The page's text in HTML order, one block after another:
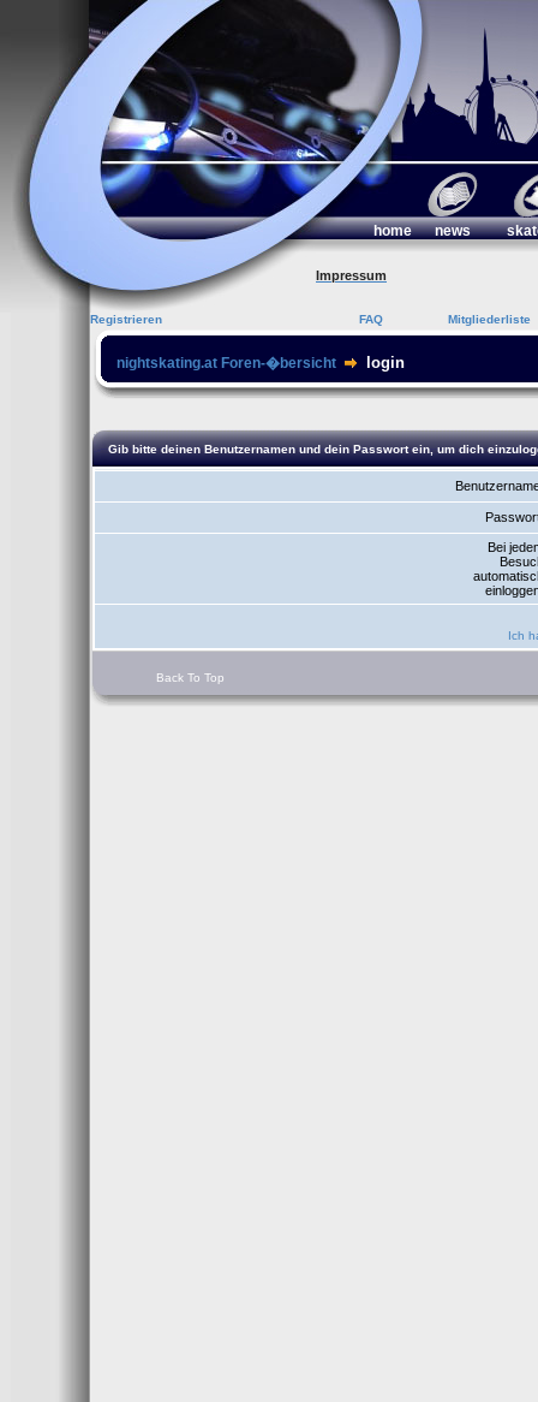
home news
Impressum
Registrieren FAQ Mitgliederliste
nightskating.at Foren-�bersicht login
Gib bitte deinen Benutzernamen und dein Passwort ein, um dich
Bei
Ich
Back To Top